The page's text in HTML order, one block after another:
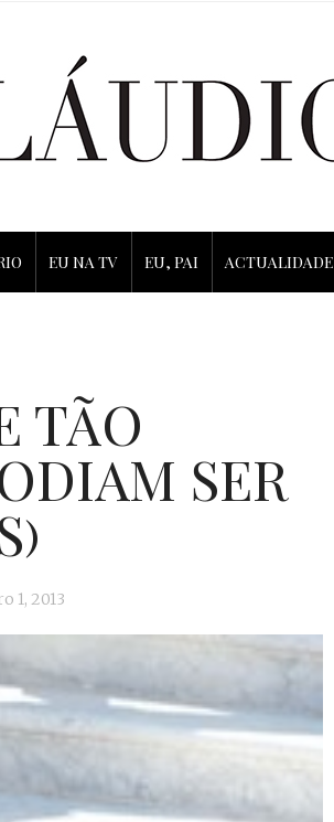
EU NA TV EU, PAI ACTUALIDADE
TÃO
SER
1, 2013